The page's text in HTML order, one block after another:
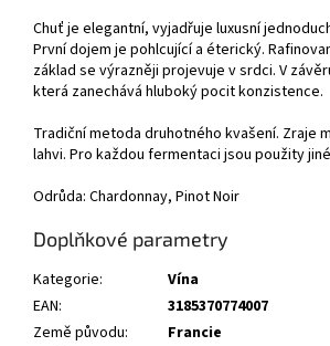
Chuť je elegantní, vyjadřuje luxusní
První dojem je pohlcující a éterický.
základ se výrazněji projevuje v srdci. V
která zanechává hluboký pocit konzistence.
Tradiční metoda druhotného kvašení. Zraje
lahvi. Pro každou fermentaci jsou použity
Odrůda: Chardonnay, Pinot Noir
Doplňkové parametry
Kategorie:
Vína
EAN:
3185370774007
Země původu:
Francie